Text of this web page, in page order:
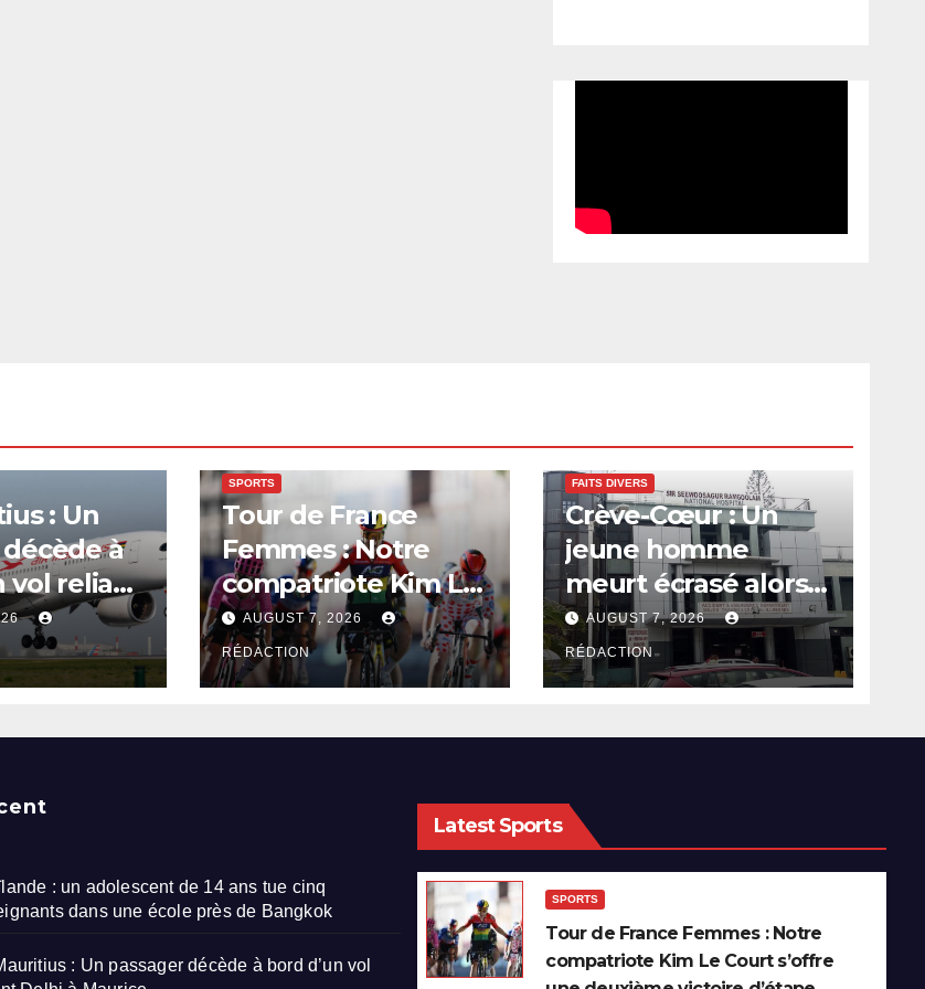
: Un
à
vol reliant
SPORTS
Tour de France
Femmes : Notre
compatriote Kim Le
Court s’offre une
deuxième victoire
d’étape
AUGUST 7, 2026
RÉDACTION
FAITS DIVERS
Crève-Cœur : Un
jeune homme
meurt écrasé alors
qu’il réparait sa
voiture
AUGUST 7, 2026
RÉDACTION
: un adolescent de 14 ans tue cinq
dans une école près de Bangkok
: Un passager décède à bord d’un vol
Latest Sports
SPORTS
Tour de France Femmes : Notre
compatriote Kim Le Court s’offre